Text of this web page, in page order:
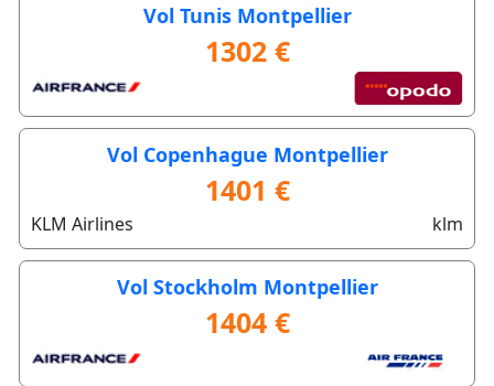
Vol Tunis Montpellier
1302 €
Vol Copenhague Montpellier
1401 €
KLM Airlines klm
Vol Stockholm Montpellier
1404 €